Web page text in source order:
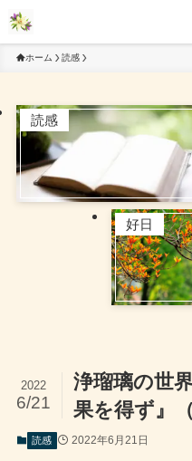
ホーム 読感
読感
好日
浄瑠璃の世
果を得ず』
2022
6/21
読感 2022年6月21日